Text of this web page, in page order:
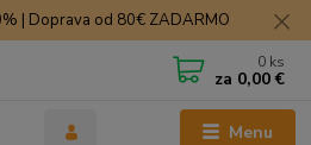
| Doprava od 80€ ZADARMO
Menu
0 ks
za 0,00 €